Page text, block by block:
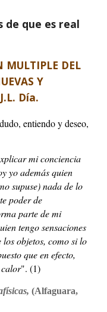
de que es real
MULTIPLE DEL
Y
Día.
entiendo y deseo,
mi conciencia
yo además quien
supuse) nada de lo
poder de
parte de mi
tengo sensaciones
los objetos, como si lo
que en efecto,
". (1)
(Alfaguara,